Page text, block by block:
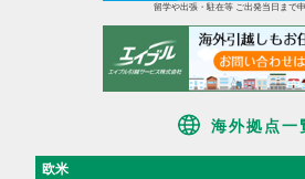
留学や出張・駐在等 ご出発当日まで
海外拠点一
欧米